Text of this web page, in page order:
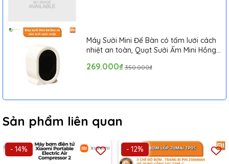
Kích thước nhỏ gọn 106 × 92 × 48mm là một điểm cộng
lớn, cho phép bạn cất gọn máy bơm trong bất kỳ không
mà không chiếm nhiều diện tích. Thiết kế tinh tế, hiện đại
cùng với lớp vỏ bền bỉ không chỉ mang lại vẻ ngoài ấn
tượng mà còn đảm bảo độ bền cao, chống chịu tốt
trước những va đập nhẹ trong quá trình di chuyển.
Máy Sưởi Mini Để Bàn có tấm lưới cách
nhiệt an toàn, Quạt Sưởi Ấm Mini Hồng
269.000₫ 350.000₫
Sản phẩm liên quan
- 14% - 12%